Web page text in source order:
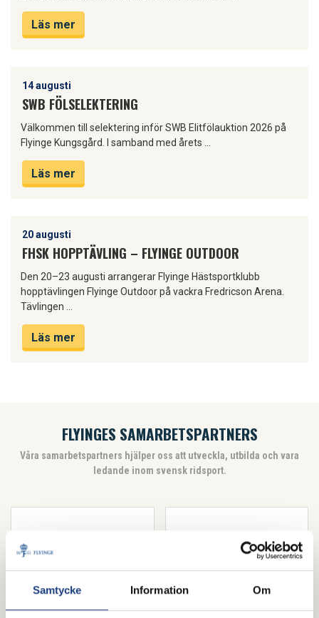
Samtycke Information Om
Läs mer
14 augusti
SWB FÖLSELEKTERING
Välkommen till selektering inför SWB Elitfölauktion 2026 på
Flyinge Kungsgård. I samband med årets …
Läs mer
20 augusti
FHSK HOPPTÄVLING – FLYINGE OUTDOOR
Den 20–23 augusti arrangerar Flyinge Hästsportklubb
hopptävlingen Flyinge Outdoor på vackra Fredricson Arena.
Tävlingen …
Läs mer
FLYINGES SAMARBETSPARTNERS
Våra samarbetspartners hjälper oss att utveckla, utbilda och vara
ledande inom svensk ridsport.